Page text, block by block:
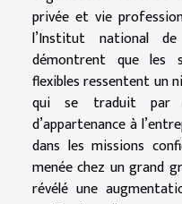
privée et vie
l’Institut national
démontrent que les
flexibles ressentent un
qui se traduit par
d’appartenance à
dans les missions
menée chez un grand
révélé une